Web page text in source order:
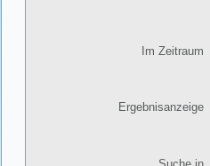
Im Zeitraum
Ergebnisanzeige